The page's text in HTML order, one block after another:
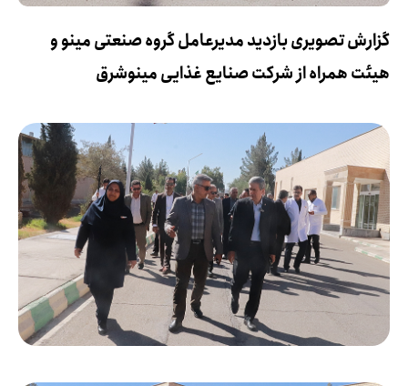
گزارش تصویری بازدید مدیرعامل گروه صنعتی مینو و
هیئت همراه از شرکت صنایع غذایی مینوشرق